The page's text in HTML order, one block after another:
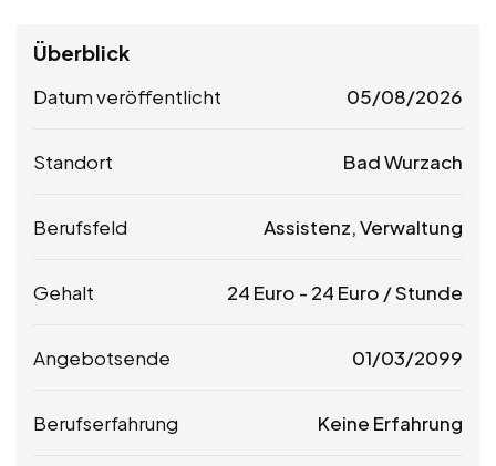
Überblick
Datum veröffentlicht 05/08/2026
Standort Bad Wurzach
Berufsfeld Assistenz, Verwaltung
Gehalt 24 Euro - 24 Euro / Stunde
Angebotsende 01/03/2099
Berufserfahrung Keine Erfahrung